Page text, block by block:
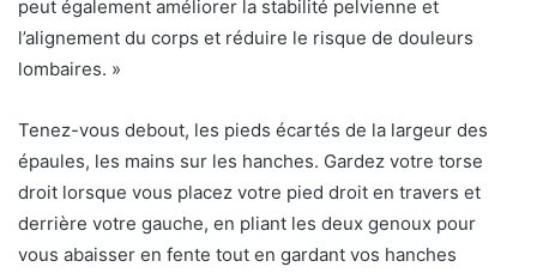
peut également améliorer la stabilité pelvienne et
l’alignement du corps et réduire le risque de douleurs
lombaires. »
Tenez-vous debout, les pieds écartés de la largeur des
épaules, les mains sur les hanches. Gardez votre torse
droit lorsque vous placez votre pied droit en travers et
derrière votre gauche, en pliant les deux genoux pour
vous abaisser en fente tout en gardant vos hanches